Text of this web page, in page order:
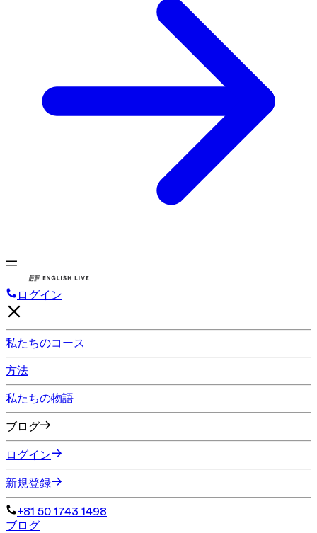
ログイン
私たちのコース
方法
私たちの物語
ブログ
ログイン
新規登録
+81 50 1743 1498
ブログ